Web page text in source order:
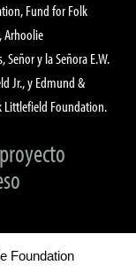
Fund for Folk
Arhoolie
Señor y la Señora E.W.
Jr., y Edmund &
Littlefield Foundation.
Foundation